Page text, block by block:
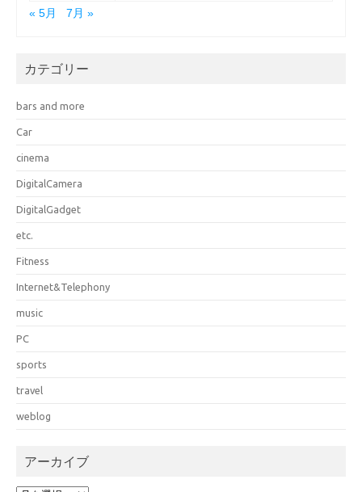
« 5月
7月 »
カテゴリー
bars and more
Car
cinema
DigitalCamera
DigitalGadget
etc.
Fitness
Internet&Telephony
music
PC
sports
travel
weblog
アーカイブ